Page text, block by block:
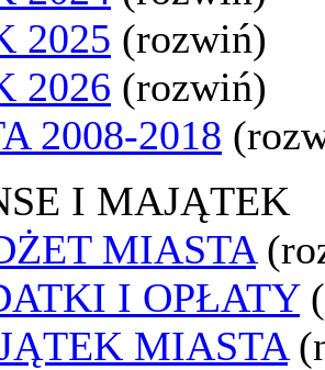
2025 (rozwiń)
2026 (rozwiń)
2008-2018
I MAJĄTEK
MIASTA
I OPŁATY
MIASTA